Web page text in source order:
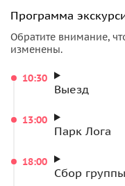
Программа
Обратите внимание,
изменены.
10:30
Выезд
13:00
Парк Лога
18:00
Сбор